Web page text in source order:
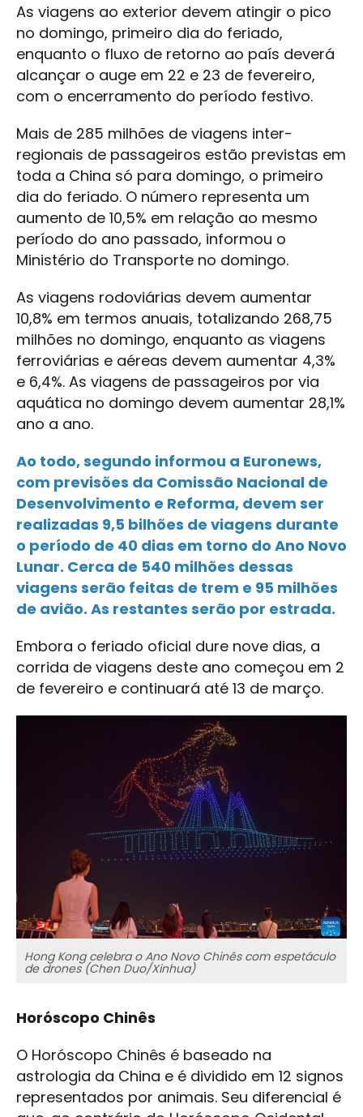
As viagens ao exterior devem atingir o pico
no domingo, primeiro dia do feriado,
enquanto o fluxo de retorno ao país deverá
alcançar o auge em 22 e 23 de fevereiro,
com o encerramento do período festivo.
Mais de 285 milhões de viagens inter-
regionais de passageiros estão previstas em
toda a China só para domingo, o primeiro
dia do feriado. O número representa um
aumento de 10,5% em relação ao mesmo
período do ano passado, informou o
Ministério do Transporte no domingo.
As viagens rodoviárias devem aumentar
10,8% em termos anuais, totalizando 268,75
milhões no domingo, enquanto as viagens
ferroviárias e aéreas devem aumentar 4,3%
e 6,4%. As viagens de passageiros por via
aquática no domingo devem aumentar 28,1%
ano a ano.
Ao todo, segundo informou a Euronews,
com previsões da Comissão Nacional de
Desenvolvimento e Reforma, devem ser
realizadas 9,5 bilhões de viagens durante
o período de 40 dias em torno do Ano Novo
Lunar. Cerca de 540 milhões dessas
viagens serão feitas de trem e 95 milhões
de avião. As restantes serão por estrada.
Embora o feriado oficial dure nove dias, a
corrida de viagens deste ano começou em 2
de fevereiro e continuará até 13 de março.
Hong Kong celebra o Ano Novo Chinês com espetáculo
de drones (Chen Duo/Xinhua)
Horóscopo Chinês
O Horóscopo Chinês é baseado na
astrologia da China e é dividido em 12 signos
representados por animais. Seu diferencial é